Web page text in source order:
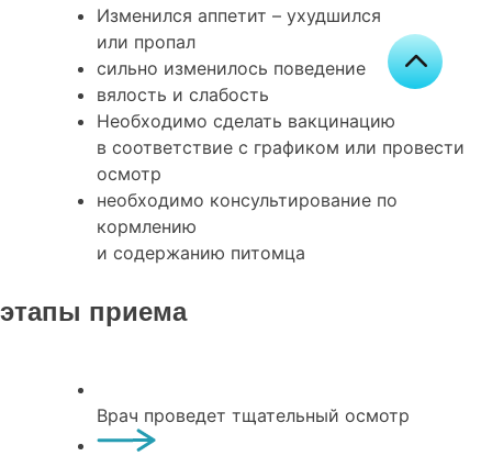
Изменился аппетит – ухудшился
или пропал
сильно изменилось поведение
вялость и слабость
Необходимо сделать вакцинацию
в соответствие с графиком или провести
осмотр
необходимо консультирование по
кормлению
и содержанию питомца
этапы приема
Врач проведет тщательный осмотр